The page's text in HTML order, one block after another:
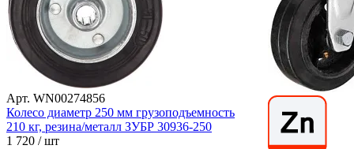
Арт. WN00274856
Колесо диаметр 250 мм грузоподъемность
210 кг, резина/металл ЗУБР 30936-250
1 720 / шт